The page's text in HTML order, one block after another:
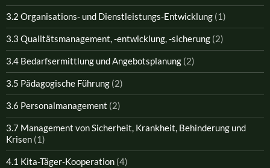
3.2 Organisations- und Dienstleistungs-Entwicklung (1)
3.3 Qualitätsmanagement, -entwicklung, -sicherung (2)
3.4 Bedarfsermittlung und Angebotsplanung (2)
3.5 Pädagogische Führung (2)
3.6 Personalmanagement (2)
3.7 Management von Sicherheit, Krankheit, Behinderung und
Krisen (1)
4.1 Kita-Täger-Kooperation (4)